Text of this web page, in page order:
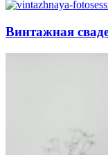
Винтажная